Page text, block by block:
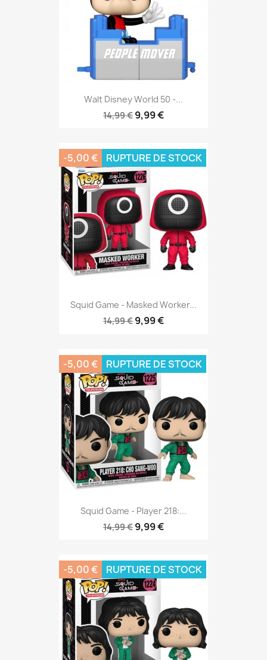
Walt Disney World 50 -...
14,99 € 9,99 €
Squid Game - Masked Worker...
14,99 € 9,99 €
-5,00 € RUPTURE DE STOCK
Squid Game - Player 218:...
14,99 € 9,99 €
-5,00 € RUPTURE DE STOCK
-5,00 € RUPTURE DE STOCK